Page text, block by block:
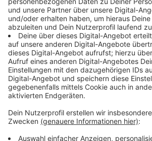
Alles zum Fall und wie die Täter
HIERbei uns nach.. UndHIERgeht's
Fernsehsendung.
Anzeige